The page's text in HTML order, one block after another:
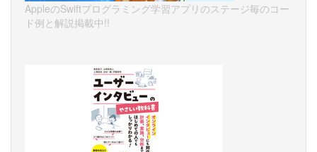
AppleのSwiftプログラミング学習アプリのステージ毎のコー
ド例と解説掲載中!!